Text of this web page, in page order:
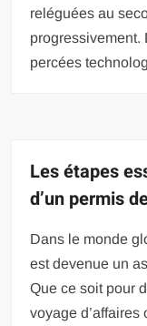
reléguées au
progressivement.
percées
Les étapes
d’un permis
Dans le monde
est devenue un
Que ce soit pour
voyage d’affaires